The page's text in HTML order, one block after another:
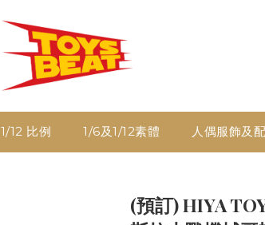
1/12 比例 1/6及1/12素體 人偶服飾及
(預訂) HIYA